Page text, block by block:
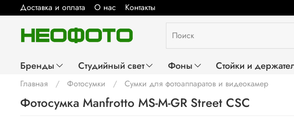
Доставка и оплата О нас Контакты
Бренды Студийный свет Фоны Стойки и
Главная Фотосумки Сумки для фотоаппаратов и видеокамер
Фотосумка Manfrotto MS-M-GR Street CSC